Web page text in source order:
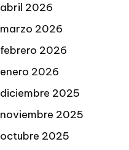
abril 2026
marzo 2026
febrero 2026
enero 2026
diciembre 2025
noviembre 2025
octubre 2025